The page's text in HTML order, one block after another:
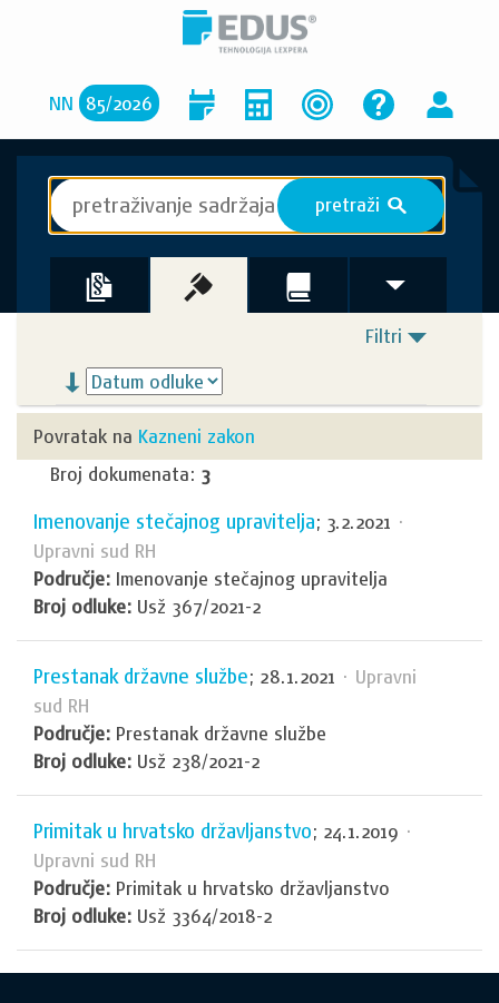
NN 85/2026
pretraži S
Filtri
Povratak na Kazneni zakon
Broj dokumenata: 3
Imenovanje stečajnog upravitelja; 3.2.2021 ·
Upravni sud RH
Područje: Imenovanje stečajnog upravitelja
Broj odluke: Usž 367/2021-2
Prestanak državne službe; 28.1.2021 · Upravni
sud RH
Područje: Prestanak državne službe
Broj odluke: Usž 238/2021-2
Primitak u hrvatsko državljanstvo; 24.1.2019 ·
Upravni sud RH
Područje: Primitak u hrvatsko državljanstvo
Broj odluke: Usž 3364/2018-2